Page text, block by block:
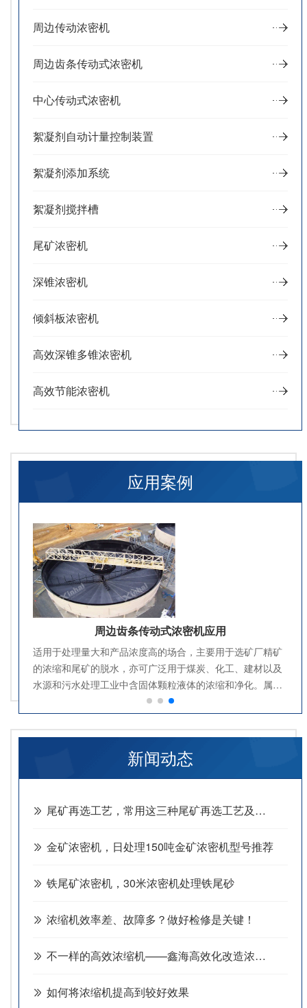
周边传动浓密机
周边齿条传动式浓密机
中心传动式浓密机
絮凝剂自动计量控制装置
絮凝剂添加系统
絮凝剂搅拌槽
尾矿浓密机
深锥浓密机
倾斜板浓密机
高效深锥多锥浓密机
高效节能浓密机
应用案例
周边胶轮传动浓密机应用
周边胶轮传动浓密机事集国内外先进技术于一身的大型化高
效浓密机，它结构简单，扭矩大。主要用于精、尾矿的浓
缩。先进的自动控制技术，可以随机检测运行阻力及各种参
数，调整运行状态，实现无级变速（液压或变频），以适应
各种不同比重和浓度的矿浆作业。
新闻动态
尾矿再选工艺，常用这三种尾矿再选工艺及设备
金矿浓密机，日处理150吨金矿浓密机型号推荐
铁尾矿浓密机，30米浓密机处理铁尾砂
浓缩机效率差、故障多？做好检修是关键！
不一样的高效浓缩机——鑫海高效化改造浓缩机六大特色
如何将浓缩机提高到较好效果